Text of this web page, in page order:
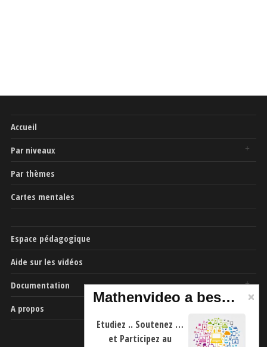
Accueil
Par niveaux
Par thèmes
Cartes mentales
Espace pédagogique
Aide sur les vidéos
Documentation
A propos
Mathenvideo a besoin de vous
Etudiez .. Soutenez …
et Participez au